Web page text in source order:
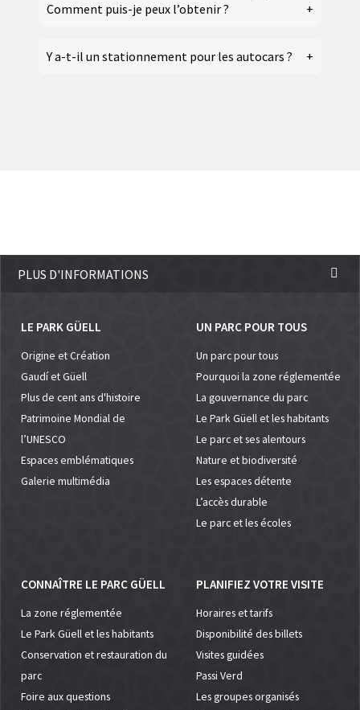
Comment puis-je peux l’obtenir ?
Y a-t-il un stationnement pour les autocars ?
PLUS D'INFORMATIONS
LE PARK GÜELL
Origine et Création
Gaudí et Güell
Plus de cent ans d'histoire
Patrimoine Mondial de
l’UNESCO
Espaces emblématiques
Galerie multimédia
UN PARC POUR TOUS
Un parc pour tous
Pourquoi la zone réglementée
La gouvernance du parc
Le Park Güell et les habitants
Le parc et ses alentours
Nature et biodiversité
Les espaces détente
L’accès durable
Le parc et les écoles
CONNAÎTRE LE PARC GÜELL
La zone réglementée
Le Park Güell et les habitants
Conservation et restauration du
parc
Foire aux questions
PLANIFIEZ VOTRE VISITE
Horaires et tarifs
Disponibilité des billets
Visites guidées
Passi Verd
Les groupes organisés